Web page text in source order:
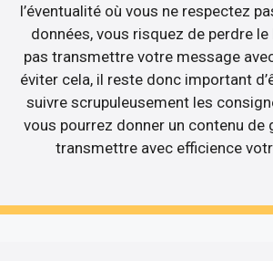
l’éventualité où vous ne respectez
données, vous risquez de perdre
pas transmettre votre message
éviter cela, il reste donc important
suivre scrupuleusement les
vous pourrez donner un contenu de
transmettre avec efficience